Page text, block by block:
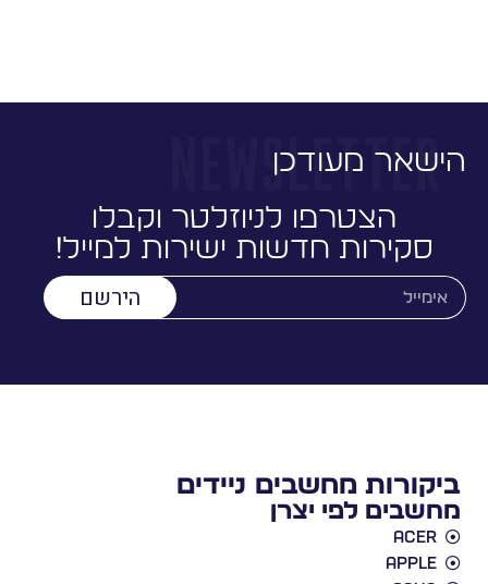
הישאר מעודכן
הצטרפו לניוזלטר וקבלו
סקירות חדשות ישירות למייל!
הירשם
ביקורות מחשבים ניידים
מחשבים לפי יצרן
Acer
Apple